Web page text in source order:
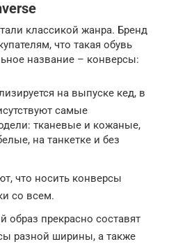
классикой жанра. Бренд
что такая обувь
название – конверсы:
на выпуске кед, в
самые
тканевые и кожаные,
на танкетке и без
что носить конверсы
со всем.
образ прекрасно составят
разной ширины, а также